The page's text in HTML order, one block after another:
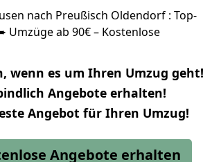
nach Preußisch Oldendorf : Top-
ab 90€ – Kostenlose
wenn es um Ihren Umzug geht!
Angebote erhalten!
Angebot für Ihren Umzug!
Angebote erhalten